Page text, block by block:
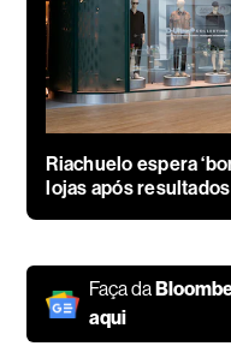
Riachuelo espera
lojas após
Faça da
aqui